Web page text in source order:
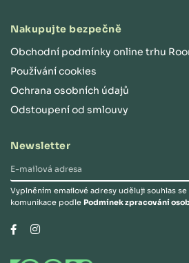
Nakupujte bezpečně
Obchodní podmínky online trhu
Používání cookies
Ochrana osobních údajů
Odstoupení od smlouvy
Newsletter
Vyplněním emailové adresy uděluji souhlas
komunikace podle Podmínek zpracování
FacebookInstagram